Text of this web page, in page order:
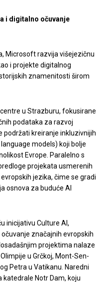
i digitalno očuvanje
Microsoft razvija višejezičnu
i projekte digitalnog
znamenitosti širom
u Strazburu, fokusirane
podataka za razvoj
podržati kreiranje inkluzivnijih
models) koji bolje
Evrope. Paralelno s
projekata usmerenih
jezika, čime se gradi
osnova za buduće AI
inicijativu Culture AI,
značajnih evropskih
projektima nalaze
u Grčkoj, Mont-Sen-
Petra u Vatikanu. Naredni
katedrale Notr Dam, koju